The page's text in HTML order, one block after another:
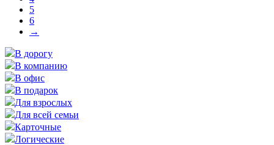
5
6
→
В дорогу
В компанию
В офис
В подарок
Для взрослых
Для всей семьи
Карточные
Логические